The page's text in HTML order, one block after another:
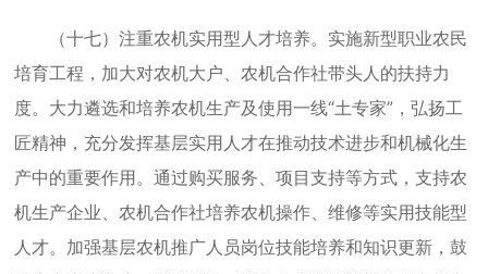
（十七）注重农机实用型人才培养。实施新型职业农民
培育工程，加大对农机大户、农机合作社带头人的扶持力
度。大力遴选和培养农机生产及使用一线“土专家”，弘扬工
匠精神，充分发挥基层实用人才在推动技术进步和机械化生
产中的重要作用。通过购买服务、项目支持等方式，支持农
机生产企业、农机合作社培养农机操作、维修等实用技能型
人才。加强基层农机推广人员岗位技能培养和知识更新，鼓